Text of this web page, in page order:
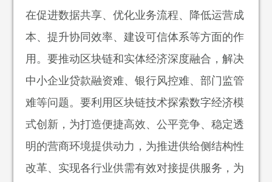
在促进数据共享、优化业务流程、降低运营成
本、提升协同效率、建设可信体系等方面的作
用。要推动区块链和实体经济深度融合，解决
中小企业贷款融资难、银行风控难、部门监管
难等问题。要利用区块链技术探索数字经济模
式创新，为打造便捷高效、公平竞争、稳定透
明的营商环境提供动力，为推进供给侧结构性
改革、实现各行业供需有效对接提供服务，为